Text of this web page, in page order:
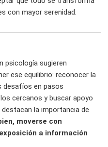
con mayor serenidad.
psicología sugieren
ese equilibrio: reconocer la
desafíos en pasos
cercanos y buscar apoyo
la importancia de
moverse con
a información